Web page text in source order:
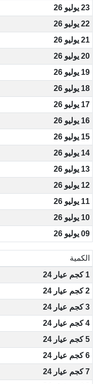
23 يوليو 26
22 يوليو 26
21 يوليو 26
20 يوليو 26
19 يوليو 26
18 يوليو 26
17 يوليو 26
16 يوليو 26
15 يوليو 26
14 يوليو 26
13 يوليو 26
12 يوليو 26
11 يوليو 26
10 يوليو 26
09 يوليو 26
الكمية
1 كجم عيار 24
2 كجم عيار 24
3 كجم عيار 24
4 كجم عيار 24
5 كجم عيار 24
6 كجم عيار 24
7 كجم عيار 24